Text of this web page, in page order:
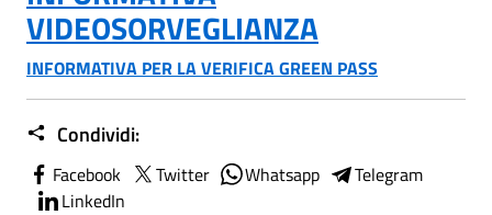
VIDEOSORVEGLIANZA
INFORMATIVA PER LA VERIFICA GREEN PASS
Condividi:
Facebook Twitter Whatsapp
Telegram
LinkedIn